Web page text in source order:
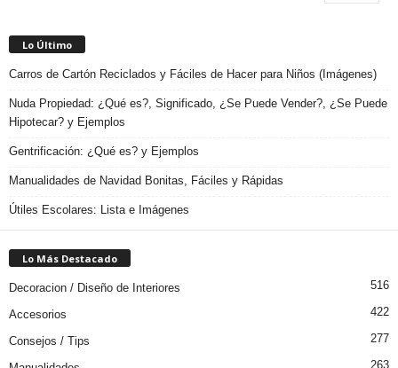
Lo Último
Carros de Cartón Reciclados y Fáciles de Hacer para Niños (Imágenes)
Nuda Propiedad: ¿Qué es?, Significado, ¿Se Puede Vender?, ¿Se Puede
Hipotecar? y Ejemplos
Gentrificación: ¿Qué es? y Ejemplos
Manualidades de Navidad Bonitas, Fáciles y Rápidas
Útiles Escolares: Lista e Imágenes
Lo Más Destacado
Decoracion / Diseño de Interiores 516
Accesorios 422
Consejos / Tips 277
263